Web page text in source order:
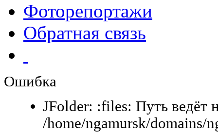
Фоторепортажи
Обратная связь
Ошибка
JFolder: :files: Путь ведёт
/home/ngamursk/domains/